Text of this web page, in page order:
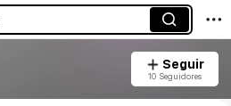
Seguir
10 Seguidores